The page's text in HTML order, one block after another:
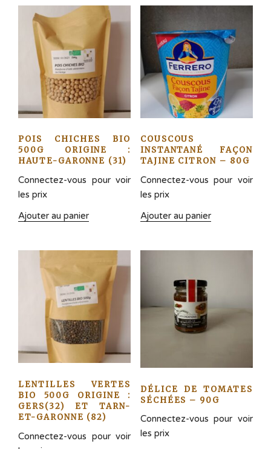
POIS CHICHES BIO
500G ORIGINE :
HAUTE-GARONNE (31)
Connectez-vous pour voir
les prix
Ajouter au panier
COUSCOUS
INSTANTANÉ FAÇON
TAJINE CITRON – 80G
Connectez-vous pour voir
les prix
Ajouter au panier
LENTILLES VERTES
BIO 500G ORIGINE :
GERS(32) ET TARN-
ET-GARONNE (82)
Connectez-vous pour voir
DÉLICE DE TOMATES
SÉCHÉES – 90G
Connectez-vous pour voir
les prix